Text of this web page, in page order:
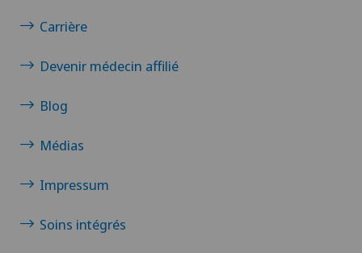
Carrière
Devenir médecin affilié
Blog
Médias
Impressum
Soins intégrés